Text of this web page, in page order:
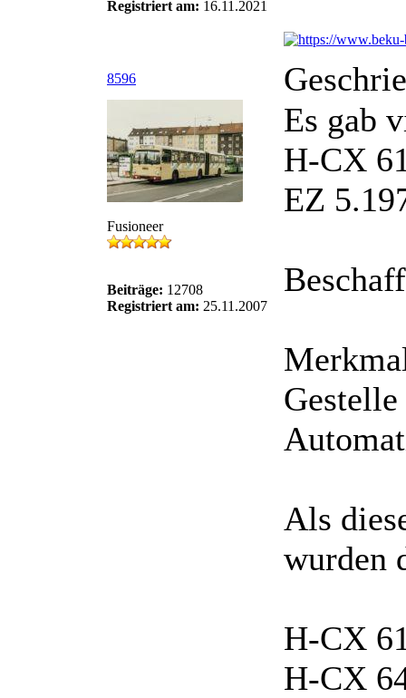
Registriert am: 16.11.2021
8596
Fusioneer
Beiträge: 12708
Registriert am: 25.11.2007
Es gab
H-CX
EZ
Als
wurden
H-CX
H-CX